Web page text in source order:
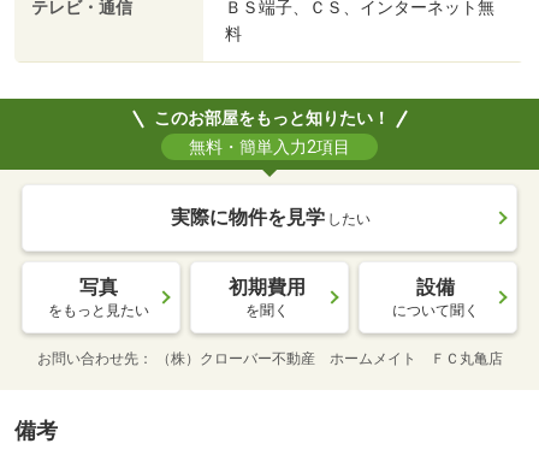
テレビ・通信
ＢＳ端子、ＣＳ、インターネット無
料
このお部屋をもっと知りたい！
無料・簡単入力2項目
実際に物件を見学 したい
写真
をもっと見たい
初期費用
を聞く
設備
について聞く
お問い合わせ先 （株）クローバー不動産 ホームメイト ＦＣ丸亀店
備考